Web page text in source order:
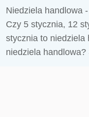
Niedziela handlowa
Czy 5 stycznia, 12
stycznia to niedziela
niedziela handlowa?